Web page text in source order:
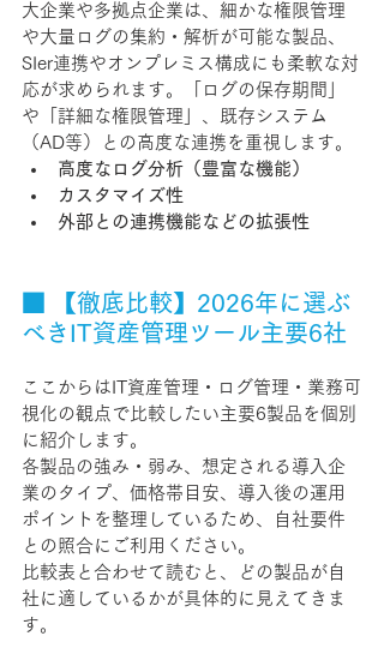
大企業や多拠点企業は、細かな権限管理
や大量ログの集約・解析が可能な製品、
SIer連携やオンプレミス構成にも柔軟な対
応が求められます。「ログの保存期間」
や「詳細な権限管理」、既存システム
（AD等）との高度な連携を重視します。
高度なログ分析（豊富な機能）
カスタマイズ性
外部との連携機能などの拡張性
■ 【徹底比較】2026年に選ぶ
べきIT資産管理ツール主要6社
ここからはIT資産管理・ログ管理・業務可
視化の観点で比較したい主要6製品を個別
に紹介します。
各製品の強み・弱み、想定される導入企
業のタイプ、価格帯目安、導入後の運用
ポイントを整理しているため、自社要件
との照合にご利用ください。
比較表と合わせて読むと、どの製品が自
社に適しているかが具体的に見えてきま
す。